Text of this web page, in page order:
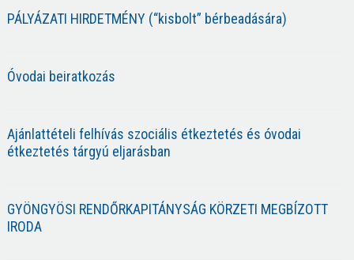
PÁLYÁZATI HIRDETMÉNY (“kisbolt” bérbeadására)
Óvodai beiratkozás
Ajánlattételi felhívás szociális étkeztetés és óvodai
étkeztetés tárgyú eljarásban
GYÖNGYÖSI RENDŐRKAPITÁNYSÁG KÖRZETI MEGBÍZOTT
IRODA